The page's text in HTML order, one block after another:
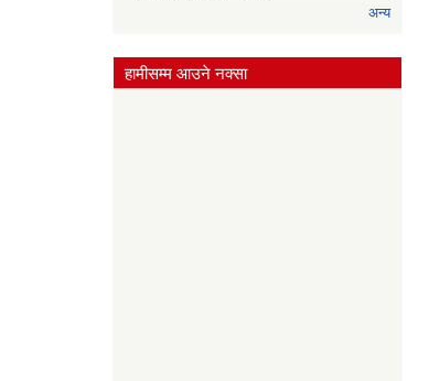
अन्य
हामीसम्म आउने नक्सा